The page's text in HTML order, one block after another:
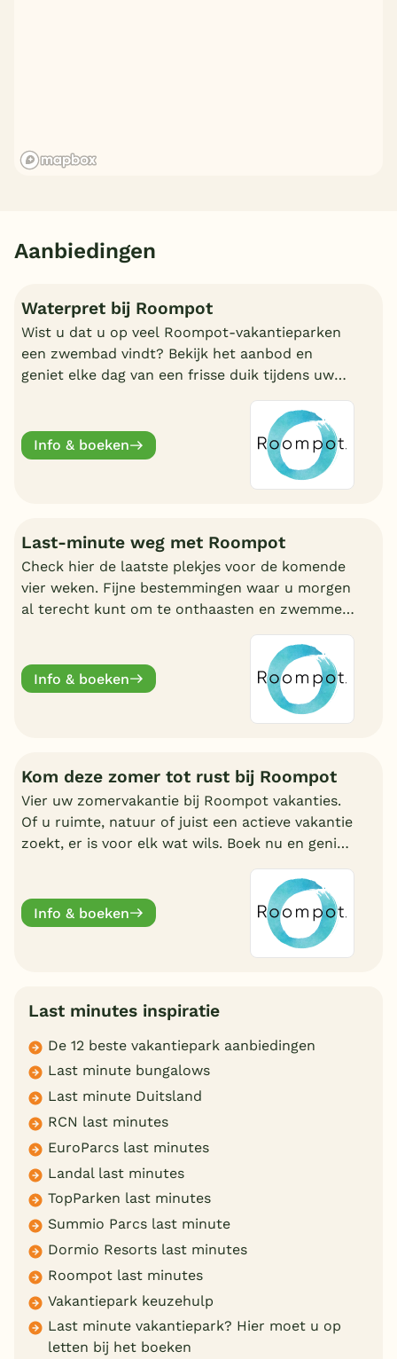
Aanbiedingen
Waterpret bij Roompot
Wist u dat u op veel Roompot-vakantieparken
een zwembad vindt? Bekijk het aanbod en
geniet elke dag van een frisse duik tijdens uw
Info & boeken
Last-minute weg met Roompot
Check hier de laatste plekjes voor de komende
vier weken. Fijne bestemmingen waar u morgen
al terecht kunt om te onthaasten en zwemmen.
Info & boeken
Kom deze zomer tot rust bij Roompot
Vier uw zomervakantie bij Roompot vakanties.
Of u ruimte, natuur of juist een actieve vakantie
zoekt, er is voor elk wat wils. Boek nu en geniet
Info & boeken
Last minutes inspiratie
De 12 beste vakantiepark aanbiedingen
Last minute bungalows
Last minute Duitsland
RCN last minutes
EuroParcs last minutes
Landal last minutes
TopParken last minutes
Summio Parcs last minute
Dormio Resorts last minutes
Roompot last minutes
Vakantiepark keuzehulp
Last minute vakantiepark? Hier moet u op
letten bij het boeken